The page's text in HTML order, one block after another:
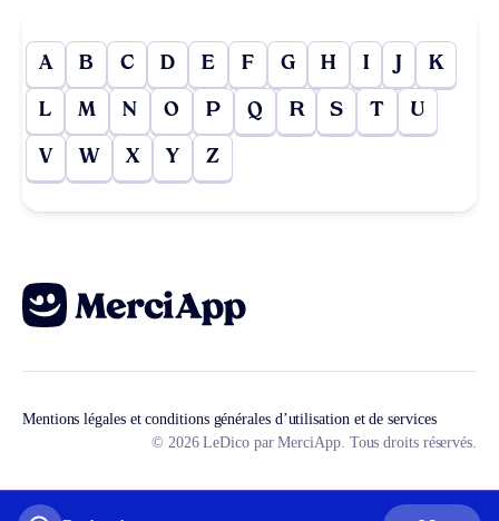
A B C D E F G H I J K
L M N O P Q R S T U
V W X Y Z
Mentions légales et conditions générales d’utilisation et de services
© 2026 LeDico par MerciApp. Tous droits réservés.